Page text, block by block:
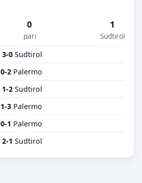
0
pari
1
Sudtirol
3-0 Sudtirol
0-2 Palermo
1-2 Sudtirol
1-3 Palermo
0-1 Palermo
2-1 Sudtirol